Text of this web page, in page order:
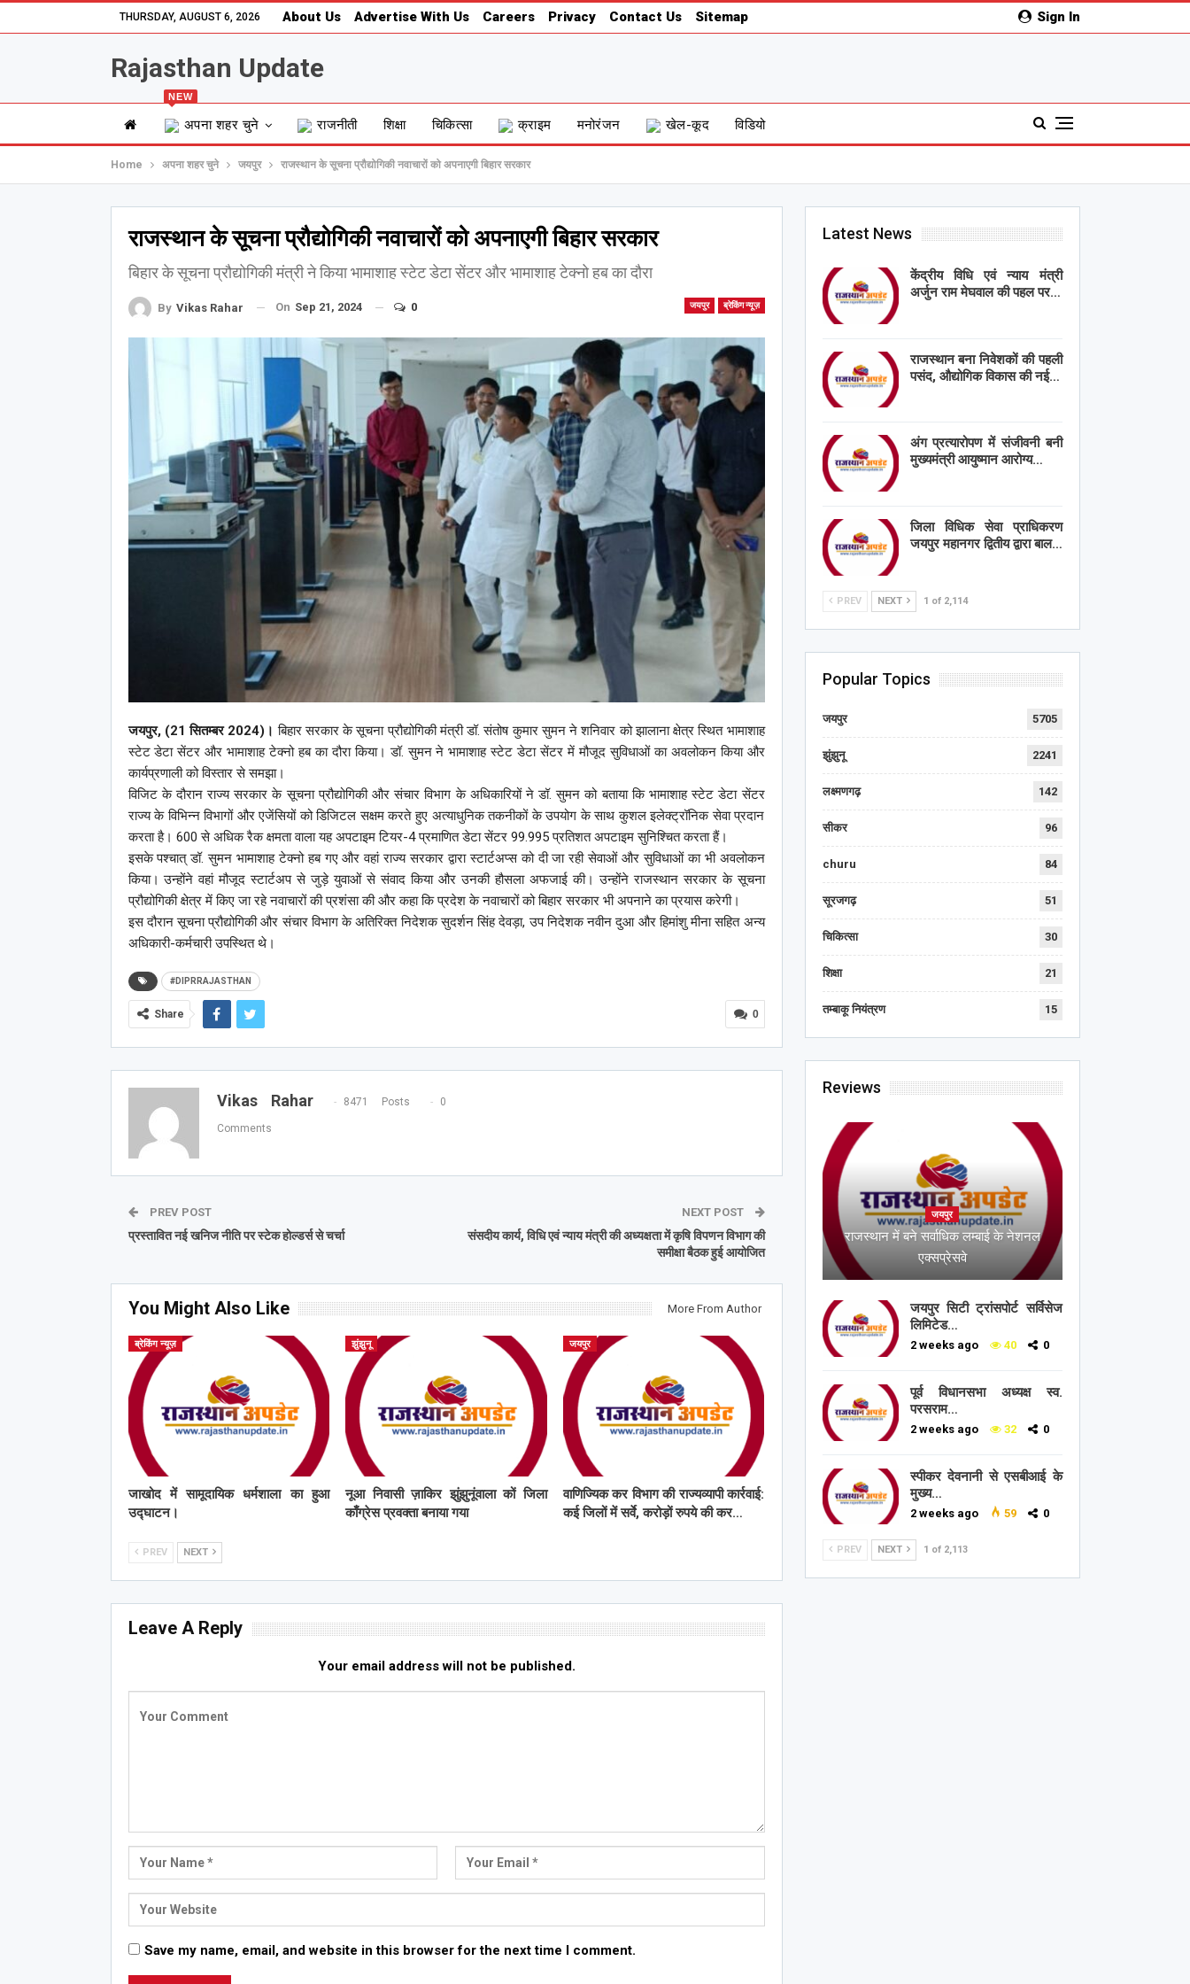
Sign In
THURSDAY, AUGUST 6, 2026 About Us Advertise With Us Careers Privacy Contact Us Sitemap
Rajasthan Update
अपना शहर चुने
NEW
राजनीती शिक्षा चिकित्सा क्राइम मनोरंजन खेल-कूद विडियो
Home अपना शहर चुने जयपुर राजस्थान के सूचना प्रौद्योगिकी नवाचारों को अपनाएगी बिहार सरकार
राजस्थान के सूचना प्रौद्योगिकी नवाचारों को अपनाएगी बिहार सरकार
बिहार के सूचना प्रौद्योगिकी मंत्री ने किया भामाशाह स्टेट डेटा सेंटर और भामाशाह टेक्नो हब का दौरा
जयपुर ब्रेकिंग न्यूज़
By Vikas Rahar On Sep 21, 2024 0
जयपुर, (21 सितम्बर 2024)। बिहार सरकार के सूचना प्रौद्योगिकी मंत्री डॉ. संतोष कुमार सुमन ने शनिवार को झालाना क्षेत्र स्थित भामाशाह
स्टेट डेटा सेंटर और भामाशाह टेक्नो हब का दौरा किया। डॉ. सुमन ने भामाशाह स्टेट डेटा सेंटर में मौजूद सुविधाओं का अवलोकन किया और
कार्यप्रणाली को विस्तार से समझा।
विजिट के दौरान राज्य सरकार के सूचना प्रौद्योगिकी और संचार विभाग के अधिकारियों ने डॉ. सुमन को बताया कि भामाशाह स्टेट डेटा सेंटर
राज्य के विभिन्न विभागों और एजेंसियों को डिजिटल सक्षम करते हुए अत्याधुनिक तकनीकों के उपयोग के साथ कुशल इलेक्ट्रॉनिक सेवा प्रदान
करता है। 600 से अधिक रैक क्षमता वाला यह अपटाइम टियर-4 प्रमाणित डेटा सेंटर 99.995 प्रतिशत अपटाइम सुनिश्चित करता हैं।
इसके पश्चात् डॉ. सुमन भामाशाह टेक्नो हब गए और वहां राज्य सरकार द्वारा स्टार्टअप्स को दी जा रही सेवाओं और सुविधाओं का भी अवलोकन
किया। उन्होंने वहां मौजूद स्टार्टअप से जुड़े युवाओं से संवाद किया और उनकी हौसला अफजाई की। उन्होंने राजस्थान सरकार के सूचना
प्रौद्योगिकी क्षेत्र में किए जा रहे नवाचारों की प्रशंसा की और कहा कि प्रदेश के नवाचारों को बिहार सरकार भी अपनाने का प्रयास करेगी।
इस दौरान सूचना प्रौद्योगिकी और संचार विभाग के अतिरिक्त निदेशक सुदर्शन सिंह देवड़ा, उप निदेशक नवीन दुआ और हिमांशु मीना सहित अन्य
अधिकारी-कर्मचारी उपस्थित थे।
#DIPRRAJASTHAN
0
Share
Vikas Rahar 8471 Posts 0
Comments
PREV POST
प्रस्तावित नई खनिज नीति पर स्टेक होल्डर्स से चर्चा
NEXT POST
संसदीय कार्य, विधि एवं न्याय मंत्री की अध्यक्षता में कृषि विपणन विभाग की
समीक्षा बैठक हुई आयोजित
You Might Also Like More From Author
ब्रेकिंग न्यूज़
जाखोद में सामूदायिक धर्मशाला का हुआ
उद्घाटन।
झुंझुनू
नूआ निवासी ज़ाकिर झुंझुनूंवाला कों जिला
काँग्रेस प्रवक्ता बनाया गया
जयपुर
वाणिज्यिक कर विभाग की राज्यव्यापी कार्रवाई:
कई जिलों में सर्वे, करोड़ों रुपये की कर…
PREV NEXT
Leave A Reply
Your email address will not be published.
Save my name, email, and website in this browser for the next time I comment.
Latest News
केंद्रीय विधि एवं न्याय मंत्री
अर्जुन राम मेघवाल की पहल पर…
राजस्थान बना निवेशकों की पहली
पसंद, औद्योगिक विकास की नई…
अंग प्रत्यारोपण में संजीवनी बनी
मुख्यमंत्री आयुष्मान आरोग्य…
जिला विधिक सेवा प्राधिकरण
जयपुर महानगर द्वितीय द्वारा बाल…
PREV NEXT 1 of 2,114
Popular Topics
जयपुर 5705
झुंझुनू 2241
लक्ष्मणगढ़ 142
सीकर 96
churu 84
सूरजगढ़ 51
चिकित्सा 30
शिक्षा 21
तम्बाकू नियंत्रण 15
Reviews
जयपुर
राजस्थान में बने सर्वाधिक लम्बाई के नेशनल
एक्सप्रेसवे
जयपुर सिटी ट्रांसपोर्ट सर्विसेज
लिमिटेड…
2 weeks ago 40 0
पूर्व विधानसभा अध्यक्ष स्व.
परसराम…
2 weeks ago 32 0
स्पीकर देवनानी से एसबीआई के
मुख्य…
2 weeks ago 59 0
PREV NEXT 1 of 2,113